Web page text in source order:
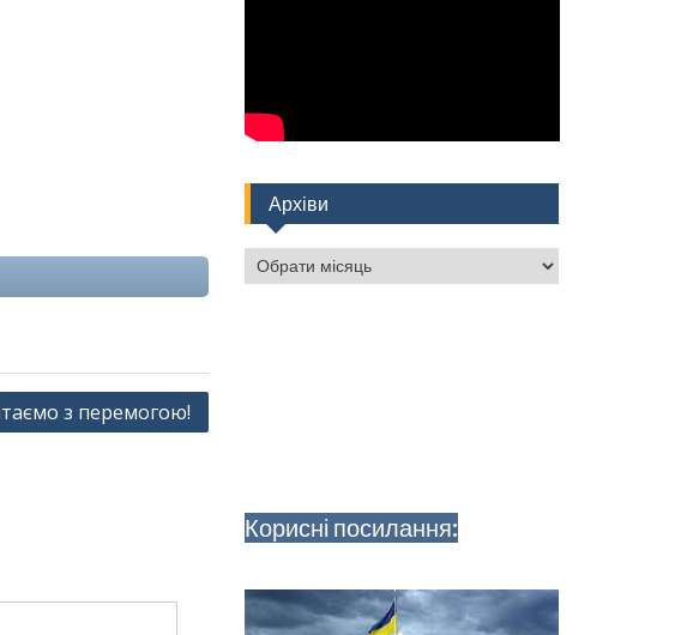
з перемогою!
Архіви
Архіви
Корисні посилання: